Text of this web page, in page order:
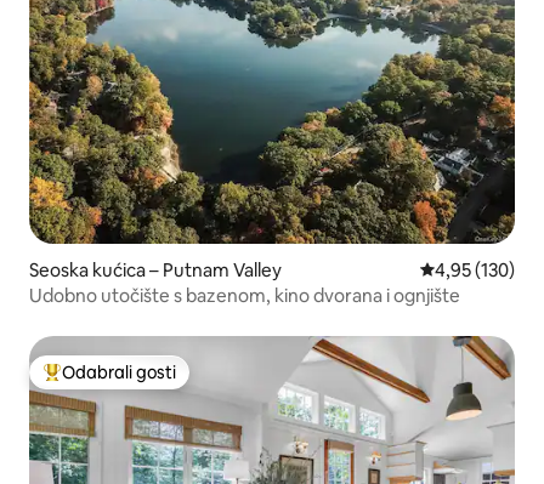
Seoska kućica – Putnam Valley Prosječna
4,95 (130)
Udobno utočište s bazenom, kino dvorana i ognjište
Među najviše rangiranima s oznakom „Odabrali gosti”
Odabrali gosti